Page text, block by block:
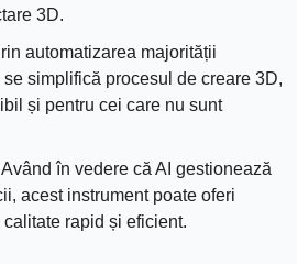
3D.
automatizarea majorității
simplifică procesul de creare 3D,
și pentru cei care nu sunt
Având în vedere că AI gestionează
acest instrument poate oferi
rapid și eficient.